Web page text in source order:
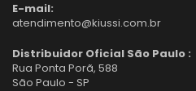
E-mail:
atendimento@kiussi.com.br
Distribuidor Oficial São Paulo :
Rua Ponta Porã, 588
São Paulo - SP